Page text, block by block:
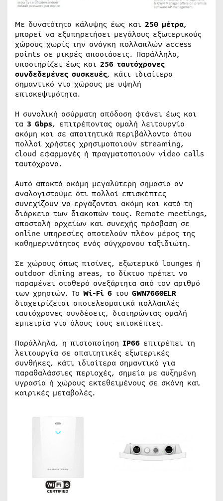
Με δυνατότητα κάλυψης έως και 250 μέτρα,
μπορεί να εξυπηρετήσει μεγάλους εξωτερικούς
χώρους χωρίς την ανάγκη πολλαπλών access
points σε μικρές αποστάσεις. Παράλληλα,
υποστηρίζει έως και 256 ταυτόχρονες
συνδεδεμένες συσκευές, κάτι ιδιαίτερα
σημαντικό για χώρους με υψηλή
επισκεψιμότητα.
Η συνολική ασύρματη απόδοση φτάνει έως και
τα 3 Gbps, επιτρέποντας ομαλή λειτουργία
ακόμη και σε απαιτητικά περιβάλλοντα όπου
πολλοί χρήστες χρησιμοποιούν streaming,
cloud εφαρμογές ή πραγματοποιούν video calls
ταυτόχρονα.
Αυτό αποκτά ακόμη μεγαλύτερη σημασία αν
αναλογιστούμε ότι πολλοί επισκέπτες
συνεχίζουν να εργάζονται ακόμη και κατά τη
διάρκεια των διακοπών τους. Remote meetings,
αποστολή αρχείων και συνεχής πρόσβαση σε
online υπηρεσίες αποτελούν πλέον μέρος της
καθημερινότητας ενός σύγχρονου ταξιδιώτη.
Σε χώρους όπως πισίνες, εξωτερικά lounges ή
outdoor dining areas, το δίκτυο πρέπει να
παραμένει σταθερό ανεξάρτητα από τον αριθμό
των χρηστών. Το Wi-Fi 6 του GWN7660ELR
διαχειρίζεται αποτελεσματικά πολλαπλές
ταυτόχρονες συνδέσεις, διατηρώντας ομαλή
εμπειρία για όλους τους επισκέπτες.
Παράλληλα, η πιστοποίηση IP66 επιτρέπει τη
λειτουργία σε απαιτητικές εξωτερικές
συνθήκες, κάτι ιδιαίτερα σημαντικό για
παραθαλάσσιες περιοχές, σημεία με αυξημένη
υγρασία ή χώρους εκτεθειμένους σε σκόνη και
καιρικές μεταβολές.